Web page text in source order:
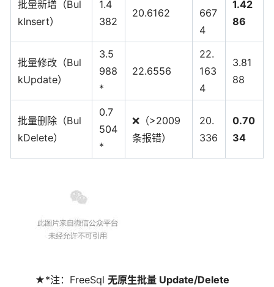
批量新增（Bul
kInsert）
1.4
382
20.6162
667
4
1.42
86
批量修改（Bul
kUpdate）
3.5
988
*
22.6556
22.
163
4
3.81
88
批量删除（Bul
kDelete）
0.7
504
*
❌（>2009
条报错）
20.
336
0.70
34
★*注：FreeSql 无原生批量 Update/Delete